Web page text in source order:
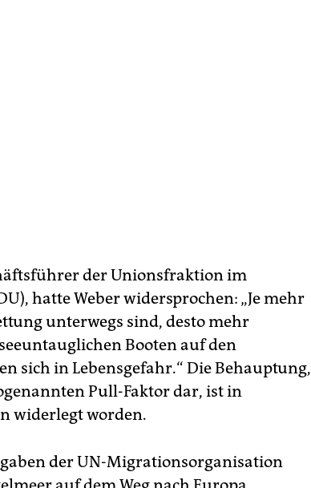
der Unionsfraktion im
hatte Weber widersprochen: „Je mehr
unterwegs sind, desto mehr
Booten auf den
sich in Lebensgefahr.“ Die Behauptung,
Pull-Faktor dar, ist in
widerlegt worden.
der UN-Migrationsorganisation